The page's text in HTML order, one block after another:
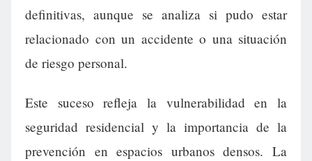
definitivas, aunque se analiza si pudo estar
relacionado con un accidente o una situación
de riesgo personal.
Este suceso refleja la vulnerabilidad en la
seguridad residencial y la importancia de la
prevención en espacios urbanos densos. La